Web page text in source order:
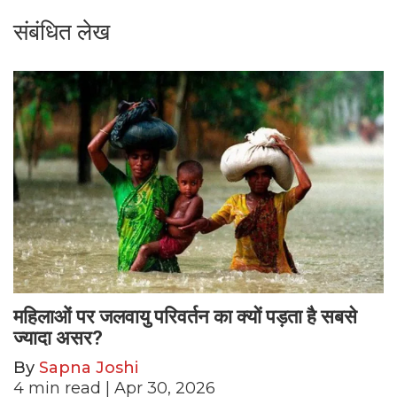
संबंधित लेख
महिलाओं पर जलवायु परिवर्तन का क्यों पड़ता है सबसे
ज्यादा असर?
By Sapna Joshi
4 min read | Apr 30, 2026